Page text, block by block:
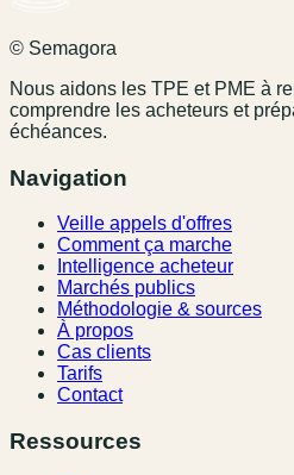
© Semagora
Nous aidons les TPE et PME à
comprendre les acheteurs et
échéances.
Navigation
Veille appels d'offres
Comment ça marche
Intelligence acheteur
Marchés publics
Méthodologie & sources
À propos
Cas clients
Tarifs
Contact
Ressources